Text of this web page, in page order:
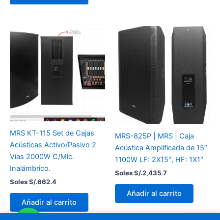
MRS KT-115 Set de Cajas
Acústicas Activo/Pasivo 2
Vías 2000W C/Mic.
Inalámbrico.
Soles S/.662.4
Añadir al carrito
MRS-825P | MRS | Caja
Acústica Amplificada de 15″
1100W LF: 2X15″, HF: 1X1″
Soles S/.2,435.7
Añadir al carrito